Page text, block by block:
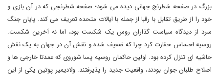
بزرگ در صفحه شطرنج جهانی دیده می شود؛ صفحه شطرنجی که در آن بازی و
خود را از طریق تقابل با رقبا از جمله با ایالات متحده تعریف می کند. پایان جنگ
سرد از دیدگاه سیاست گذاران روس یک شکست بود، اما نه آخرین شکست.
روسیه احساس حقارت کرد چرا که ضعیف شده و نقش آن در جهان به یک نقش
حاشیه ای تنزل کرده بود. اولین حاکمان روسیه پسا شوروی که عمدتا خارجی ها و
اصلاح طلبان جوان بودند، واقعیت جدید را پذیرفتند. ولادیمیر پوتین یکی از این